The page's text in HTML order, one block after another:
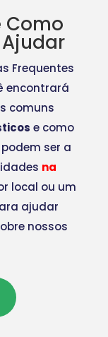
Como
Frequentes
encontrará
comuns
e como
ser a
na
local ou um
ajudar
nossos